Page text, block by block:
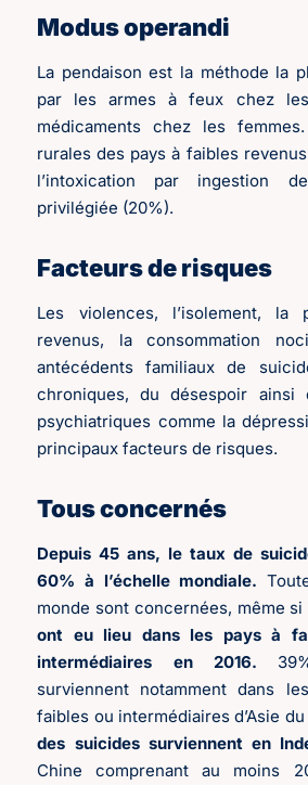
Modus operandi
La pendaison est la méthode la
par les armes à feux chez
médicaments chez les
rurales des pays à faibles
l’intoxication par ingestion
privilégiée (20%).
Facteurs de risques
Les violences, l’isolement, la
revenus, la consommation
antécédents familiaux de
chroniques, du désespoir ainsi
psychiatriques comme la
principaux facteurs de risques.
Tous concernés
Depuis 45 ans, le taux de
60% à l’échelle mondiale.
monde sont concernées, même si
ont eu lieu dans les pays à
intermédiaires en 2016.
surviennent notamment dans
faibles ou intermédiaires d’Asie
des suicides surviennent en
Chine comprenant au moins